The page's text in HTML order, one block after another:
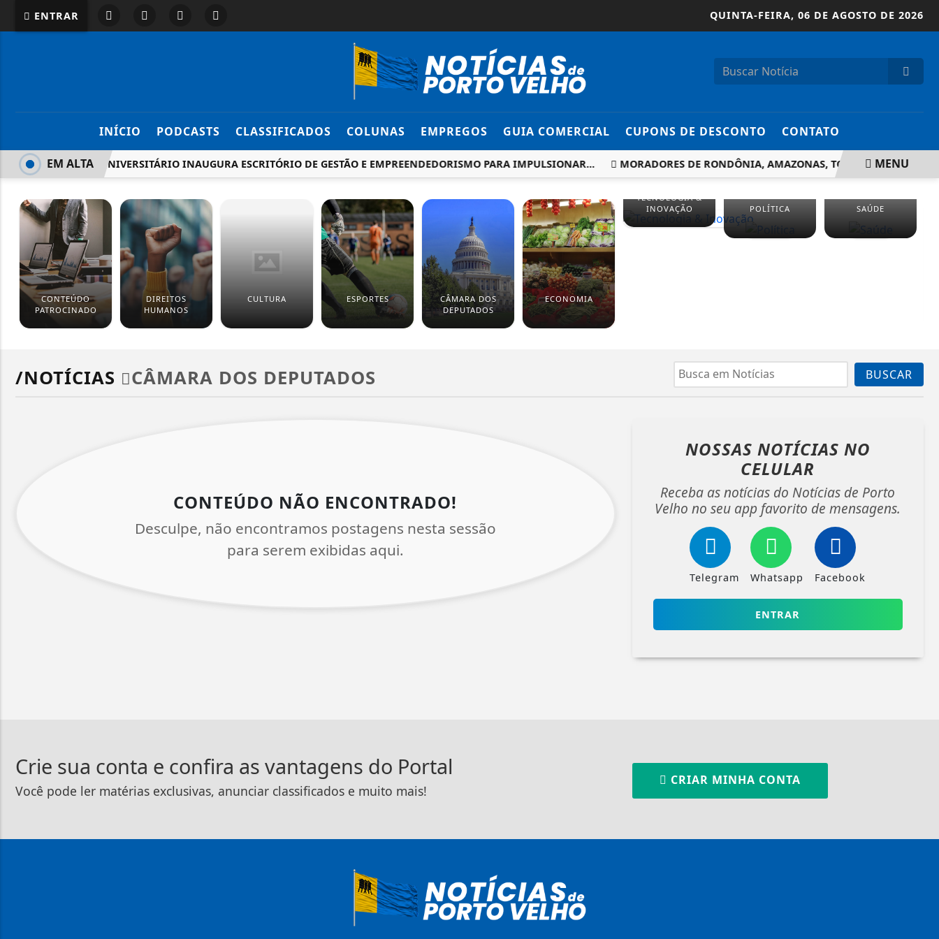
ENTRAR QUINTA-FEIRA, 06 DE AGOSTO DE 2026
INÍCIO PODCASTS CLASSIFICADOS COLUNAS EMPREGOS GUIA COMERCIAL CUPONS DE DESCONTO CONTATO
CENTRO UNIVERSITÁRIO INAUGURA ESCRITÓRIO DE GESTÃO E EMPREENDEDORISMO PARA IMPULSIONAR... MORADORES DE RONDÔNIA, AMAZONAS, TOCANTINS E PARÁ
EM ALTA MENU
CONTEÚDO
PATROCINADO
DIREITOS
HUMANOS
CULTURA ESPORTES
CÂMARA DOS
DEPUTADOS
ECONOMIA
TECNOLOGIA &
INOVAÇÃO
POLÍTICA SAÚDE
/NOTÍCIAS CÂMARA DOS DEPUTADOS BUSCAR
CONTEÚDO NÃO ENCONTRADO!
Desculpe, não encontramos postagens nesta sessão
para serem exibidas aqui.
NOSSAS NOTÍCIAS NO
CELULAR
Receba as notícias do Notícias de Porto
Velho no seu app favorito de mensagens.
Telegram Whatsapp Facebook
ENTRAR
Crie sua conta e confira as vantagens do Portal
Você pode ler matérias exclusivas, anunciar classificados e muito mais!
CRIAR MINHA CONTA